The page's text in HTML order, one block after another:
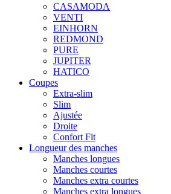
CASAMODA
VENTI
EINHORN
REDMOND
PURE
JUPITER
HATICO
Coupes
Extra-slim
Slim
Ajustée
Droite
Confort Fit
Longueur des manches
Manches longues
Manches courtes
Manches extra courtes
Manches extra longues